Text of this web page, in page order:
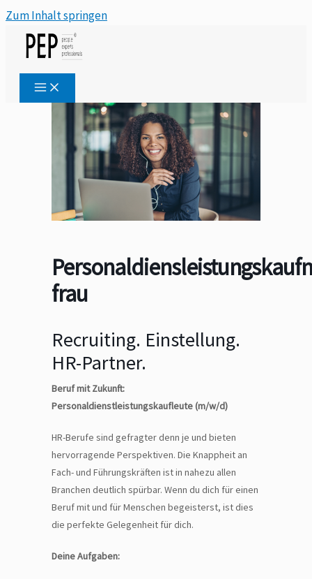
Zum Inhalt springen
frau​
Recruiting. Einstellung.
HR-Partner.
Beruf mit Zukunft:
Personaldienstleistungskaufleute (m/w/d)
HR-Berufe sind gefragter denn je und bieten
hervorragende Perspektiven. Die Knappheit an
Fach- und Führungskräften ist in nahezu allen
Branchen deutlich spürbar. Wenn du dich für einen
Beruf mit und für Menschen begeisterst, ist dies
die perfekte Gelegenheit für dich.
Deine Aufgaben: